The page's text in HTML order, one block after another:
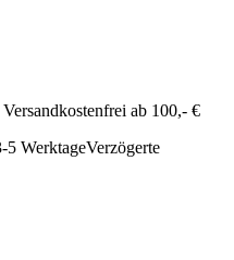
Versandkostenfrei ab 100,- €
5 WerktageVerzögerte